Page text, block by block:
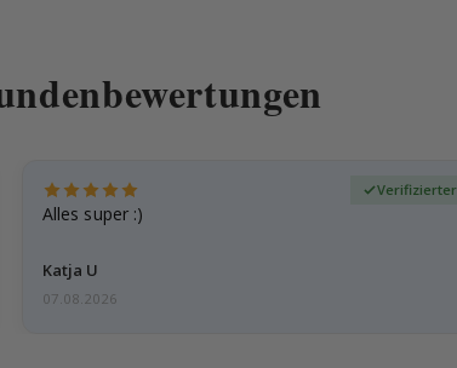
Alles super :)
Katja U
07.08.2026